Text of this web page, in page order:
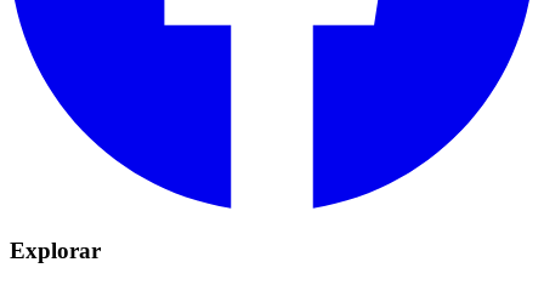
Explorar